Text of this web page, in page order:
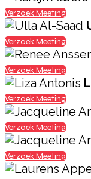
Verzoek Meeting
Verzoek Meeting
Verzoek Meeting
Verzoek Meeting
Verzoek Meeting
Verzoek Meeting